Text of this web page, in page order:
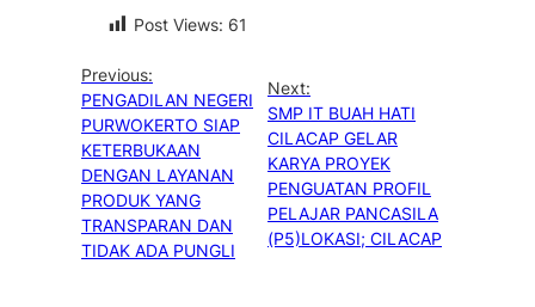
Post Views: 61
Previous:
PENGADILAN NEGERI
PURWOKERTO SIAP
KETERBUKAAN
DENGAN LAYANAN
PRODUK YANG
TRANSPARAN DAN
TIDAK ADA PUNGLI
Next:
SMP IT BUAH HATI
CILACAP GELAR
KARYA PROYEK
PENGUATAN PROFIL
PELAJAR PANCASILA
(P5)LOKASI; CILACAP